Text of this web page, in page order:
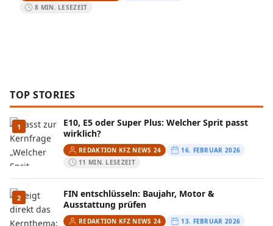
8 MIN. LESEZEIT
TOP STORIES
1
E10, E5 oder Super Plus: Welcher Sprit passt
wirklich?
REDAKTION KFZ NEWS 24
16. FEBRUAR 2026
11 MIN. LESEZEIT
2
FIN entschlüsseln: Baujahr, Motor &
Ausstattung prüfen
REDAKTION KFZ NEWS 24
13. FEBRUAR 2026